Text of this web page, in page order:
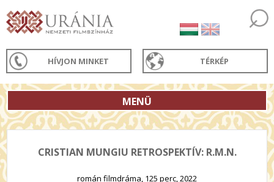
HÍVJON MINKET TÉRKÉP
MENÜ
CRISTIAN MUNGIU RETROSPEKTÍV: R.M.N.
román filmdráma, 125 perc, 2022